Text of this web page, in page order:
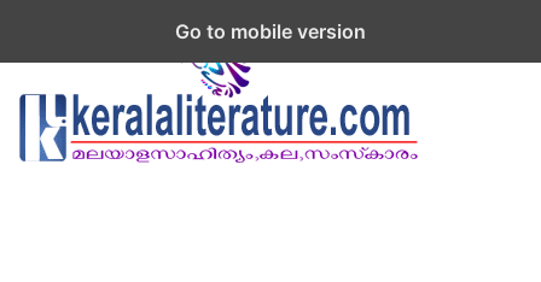
Go to mobile version